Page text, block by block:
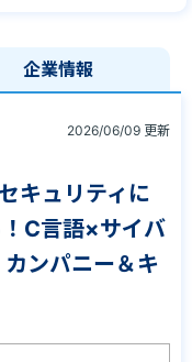
企業情報
2026/06/09 更新
キュリティに
C言語×サイバ
ンパニー＆キ